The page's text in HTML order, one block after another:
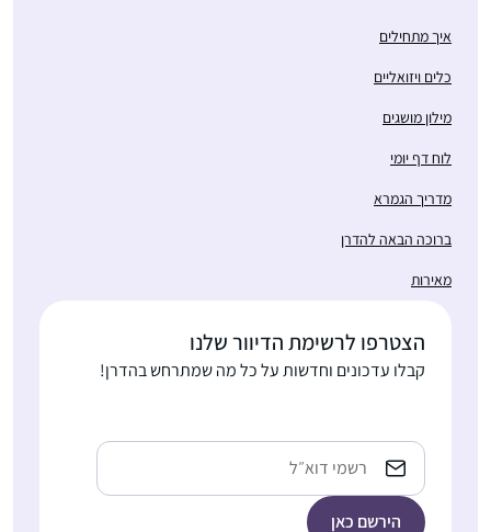
איך מתחילים
כלים ויזואליים
מילון מושגים
לוח דף יומי
מדריך הגמרא
ברוכה הבאה להדרן
מאירות
הצטרפו לרשימת הדיוור שלנו
קבלו עדכונים וחדשות על כל מה שמתרחש בהדרן!
כתובת
אימייל